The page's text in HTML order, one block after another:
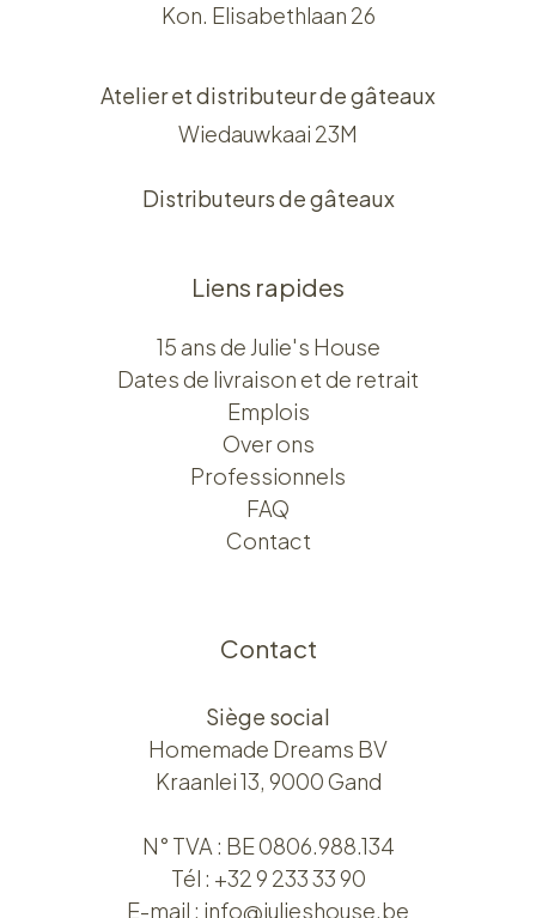
Kon. Elisabethlaan 26
Atelier et distributeur de gâteaux
Wiedauwkaai 23M
Distributeurs de gâteaux
Liens rapides
15 ans de Julie's House
Dates de livraison et de retrait
Emplois
Over ons​​
Professionnels
FAQ
Contact
Contact
Siège social
Homemade Dreams BV
Kraanlei 13, 9000 Gand
N° TVA : BE 0806.988.134
Tél : +32 9 233 33 90
E-mail : info@julieshouse.be